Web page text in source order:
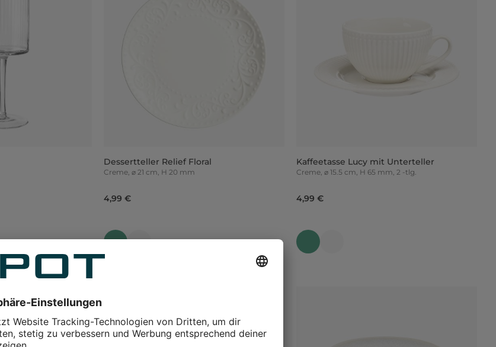
Dessertteller Relief Floral
Creme, ⌀ 21 cm, H 20 mm
4,99 €
Kaffeetasse Lucy mit Unterteller
Creme, ⌀ 15.5 cm, H 65 mm, 2 -tlg.
4,99 €